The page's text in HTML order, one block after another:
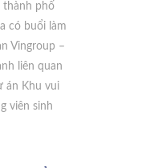
thành phố
có buổi làm
Vingroup –
liên quan
án Khu vui
viên sinh